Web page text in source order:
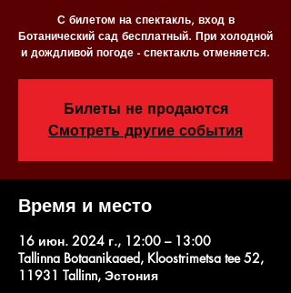
С билетом на спектакль, вход в
Ботанический сад бесплатный. При холодной
и дождливой погоде - спектакль отменяется.
Билеты не продаются
Смотреть другие события
Время и место
16 июн. 2024 г., 12:00 – 13:00
Tallinna Botaanikaaed, Kloostrimetsa tee 52,
11931 Tallinn, Эстония